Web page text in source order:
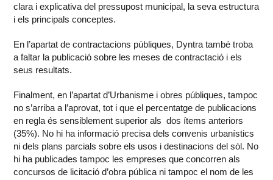
clara i explicativa del pressupost municipal, la seva estructura
i els principals conceptes.
En l’apartat de contractacions públiques, Dyntra també troba
a faltar la publicació sobre les meses de contractació i els
seus resultats.
Finalment, en l’apartat d’Urbanisme i obres públiques, tampoc
no s’arriba a l’aprovat, tot i que el percentatge de publicacions
en regla és sensiblement superior als dos ítems anteriors
(35%). No hi ha informació precisa dels convenis urbanístics
ni dels plans parcials sobre els usos i destinacions del sòl. No
hi ha publicades tampoc les empreses que concorren als
concursos de licitació d’obra pública ni tampoc el nom de les